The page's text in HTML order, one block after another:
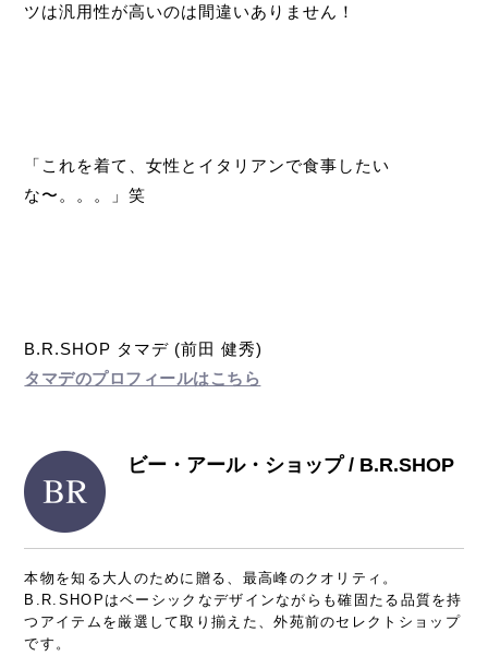
ツは汎用性が高いのは間違いありません！
「これを着て、女性とイタリアンで食事したい
な〜。。。」笑
B.R.SHOP タマデ (前田 健秀)
タマデのプロフィールはこちら
ビー・アール・ショップ / B.R.SHOP
本物を知る大人のために贈る、最高峰のクオリティ。
B.R.SHOPはベーシックなデザインながらも確固たる品質を持
つアイテムを厳選して取り揃えた、外苑前のセレクトショップ
です。